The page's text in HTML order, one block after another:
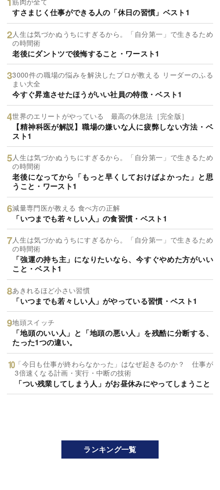
すさまじく仕事ができる人の「休日の習慣」ベスト1
人生は気づかぬうちにすぎるから。「自分第一」で生きるため
の時間術
老後にダントツで後悔すること・ワースト1
3000件の職場の悩みを解決したプロが教える リーダーのふる
まい大全
今すぐ昇進させたほうがいい社員の特徴・ベスト1
世界のエリートがやっている 最高の休息法［完全版］
【精神科医が解説】職場の嫌いな人に疲弊しない方法・ベ
スト1
人生は気づかぬうちにすぎるから。「自分第一」で生きるため
の時間術
老後になってから「もっと早くしておけばよかった」と思
うこと・ワースト1
減量専門医が教える 食べ方の正解
「いつまでも若々しい人」の食習慣・ベスト1
人生は気づかぬうちにすぎるから。「自分第一」で生きるため
の時間術
「強運の持ち主」になりたいなら、今すぐやめた方がいい
こと・ベスト1
あきれるほど小さい習慣
「いつまでも若々しい人」がやっている習慣・ベスト1
地頭スイッチ
「地頭のいい人」と「地頭の悪い人」を残酷に分断する、
たった1つの違い。
「今日も仕事が終わらなかった」はなぜ起きるのか？ 仕事が
3倍速くなる計画・実行・中断の技術
「つい残業してしまう人」がお昼休みにやってしまうこと
ランキング一覧